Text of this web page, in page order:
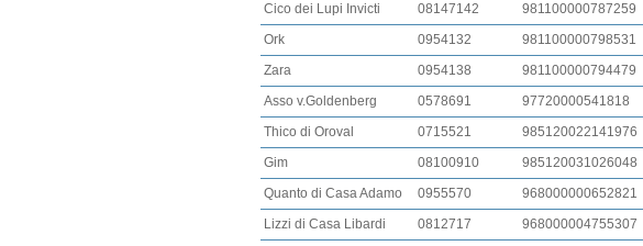
Cico dei Lupi Invicti
08147142 981100000787259
Ork
0954132 981100000798531
Zara
0954138 981100000794479
Asso v.Goldenberg
0578691 97720000541818
Thico di Oroval
0715521 985120022141976
Gim
08100910 985120031026048
Quanto di Casa Adamo
0955570 968000000652821
Lizzi di Casa Libardi
0812717 968000004755307